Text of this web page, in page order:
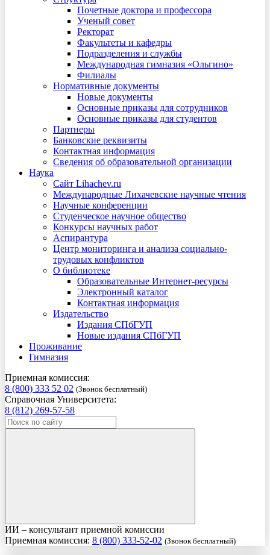
Почетные доктора и профессора
Ученый совет
Ректорат
Факультеты и кафедры
Подразделения и службы
Международная гимназия «Ольгино»
Филиалы
Нормативные документы
Новые документы
Основные приказы для сотрудников
Основные приказы для студентов
Партнеры
Банковские реквизиты
Контактная информация
Сведения об образовательной организации
Наука
Сайт Lihachev.ru
Международные Лихачевские научные чтения
Научные конференции
Студенческое научное общество
Конкурсы научных работ
Аспирантура
Центр мониторинга и анализа социально-
трудовых конфликтов
О библиотеке
Образовательные Интернет-ресурсы
Электронный каталог
Контактная информация
Издательство
Издания СПбГУП
Новые издания СПбГУП
Проживание
Гимназия
Приемная комиссия:
8 (800) 333 52 02 (Звонок бесплатный)
Справочная Университета:
8 (812) 269-57-58
ИИ – консультант приемной комиссии
Приемная комиссия: 8 (800) 333-52-02 (Звонок бесплатный)